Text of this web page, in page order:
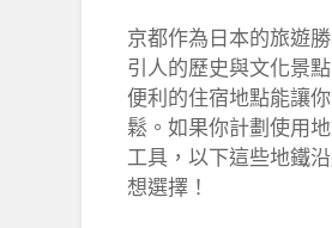
京都作為日本的旅遊
引人的歷史與文化景
便利的住宿地點能讓
鬆。如果你計劃使用
工具，以下這些地鐵
想選擇！